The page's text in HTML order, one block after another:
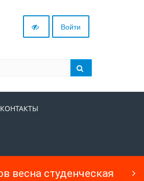
Войти
КОНТАКТЫ